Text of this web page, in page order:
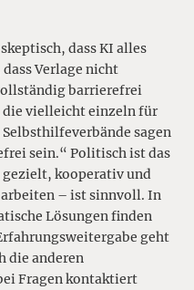
dass KI alles
Verlage nicht
barrierefrei
die vielleicht einzeln für
sagen
sein.“ Politisch ist das
gezielt, kooperativ und
– ist sinnvoll. In
Lösungen finden
geht
die anderen
Fragen kontaktiert